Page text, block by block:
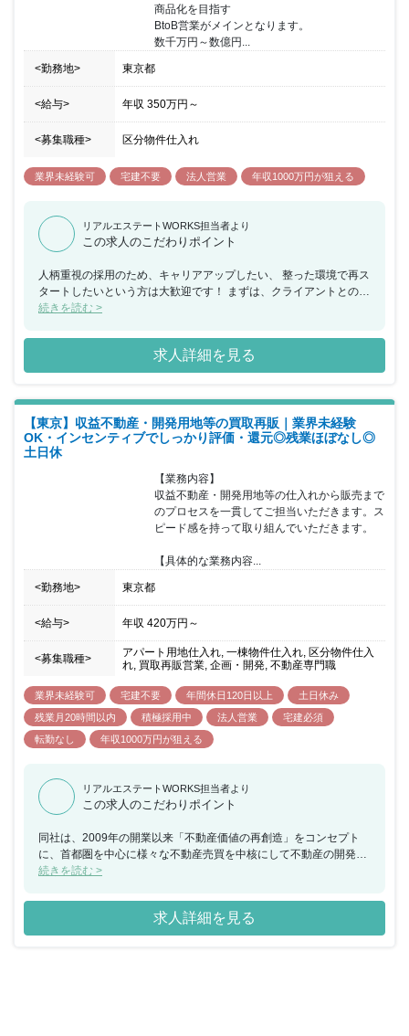
商品化を目指す
BtoB営業がメインとなります。
数千万円～数億円...
<勤務地> 東京都
<給与> 年収 350万円 ～
<募集職種> 区分物件仕入れ
業界未経験可 宅建不要 法人営業 年収1000万円が狙える
リアルエステートWORKS担当者より
この求人のこだわりポイント
人柄重視の採用のため、キャリアアップしたい、 整った環境で再ス
タートしたいという方は大歓迎です！ まずは、クライアントとの信
頼関係を築くところから先輩が一緒に サポートしていきいます。
ん。経験の豊富な先輩社員がマンツーマンで ひとつひとつ教えてい
きます！ 商談も慣れるまでは先輩が横についてフォローしていきま
すので、 未経験の方もご安心ください。 これまでの経験やスキル
能！ 主任、係長、課長、支店長、部長など様々な役職があり、 企
業拡大に伴い社員数やポストも増加中です。 経験・スキルやご希望
に応じて入社後にスタートするポジションが 決定し、年に2回昇
給・昇格のチャンスがあります。 年齢や社歴に関係なく頑張ってき
た分の数字を見て評価しますので、 モチベーションを保ちながら上
のポジションを目指していけますｌ
続きを読む >
求人詳細を見る
【東京】収益不動産・開発用地等の買取再販｜業界未経験
OK・インセンティブでしっかり評価・還元◎残業ほぼなし◎
土日休
【業務内容】
収益不動産・開発用地等の仕入れから販売まで
のプロセスを一貫してご担当いただきます。ス
ピード感を持って取り組んでいただきます。
【具体的な業務内容...
<勤務地> 東京都
<給与> 年収 420万円 ～
<募集職種>
アパート用地仕入れ, 一棟物件仕入れ, 区分物件仕入
れ, 買取再販営業, 企画・開発, 不動産専門職
業界未経験可 宅建不要 年間休日120日以上
土日休み
残業月20時間以内
積極採用中 法人営業
宅建必須
転勤なし
年収1000万円が狙える
リアルエステートWORKS担当者より
この求人のこだわりポイント
同社は、2009年の開業以来「不動産価値の再創造」をコンセプト
に、首都圏を中心に様々な不動産売買を中核にして不動産の開発、
収益不動産の再生販売等を展開しております。今回、収益不動産・
ることとなりました。また、代表との距離が近い環境のため、ビジ
ネスにおける意思決定のスピードが早く、物件の仕入れや考えをカ
タチにすることができます。 業務権限のスパンが広く、大企業と違
続きを読む >
求人詳細を見る